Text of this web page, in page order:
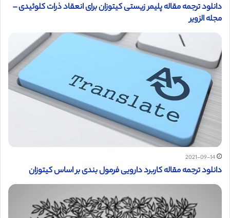
دانلود ترجمه مقاله پلیمر زیستی کیتوزان برای انعقاد ذرات کلوئیدی –
مجله الزویر
2021-09-14
دانلود ترجمه مقاله کاربرد دارویی فرمول بندی بر اساس کیتوزان